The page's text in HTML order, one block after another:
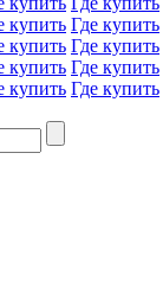
купить Где купить
купить Где купить
купить Где купить
купить Где купить